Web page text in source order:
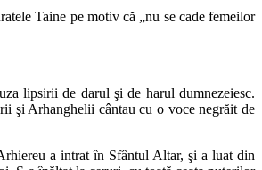
Taine pe motiv că „nu se cade femeilor
lipsirii de darul şi de harul dumnezeiesc.
şi Arhanghelii cântau cu o voce negrăit de
a intrat în Sfântul Altar, şi a luat din